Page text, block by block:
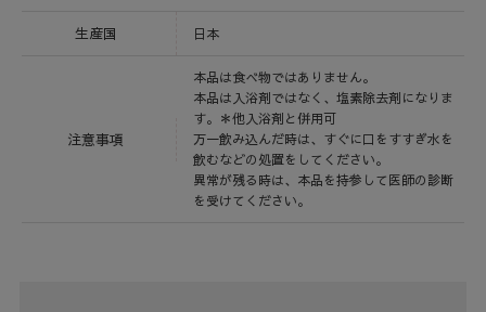
生産国 日本
注意事項
本品は食べ物ではありません。
本品は入浴剤ではなく、塩素除去剤になりま
す。＊他入浴剤と併用可
万一飲み込んだ時は、すぐに口をすすぎ水を
飲むなどの処置をしてください。
異常が残る時は、本品を持参して医師の診断
を受けてください。